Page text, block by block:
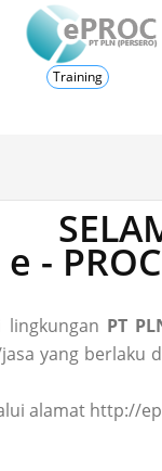
Training
e -
PT
yang berlaku
alamat http://